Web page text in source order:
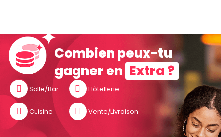
Combien peux-tu
gagner en Extra ?
Salle/Bar Hôtellerie
Cuisine Vente/Livraison